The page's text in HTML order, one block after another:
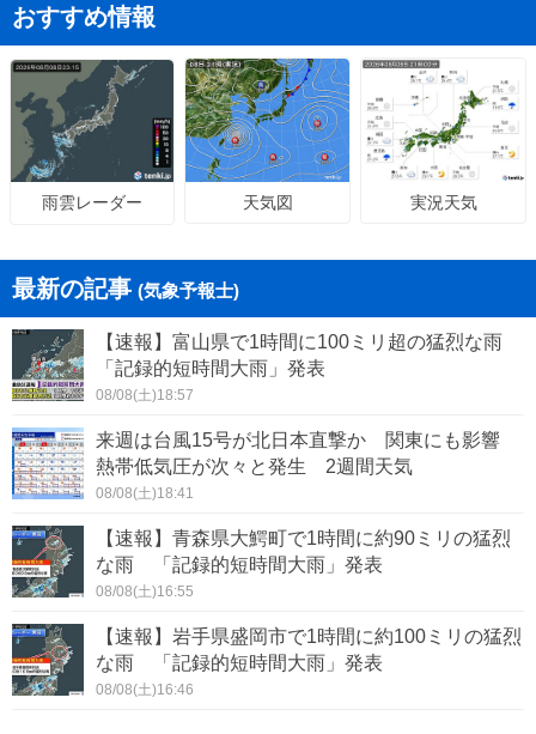
おすすめ情報
雨雲レーダー 天気図 実況天気
最新の記事 (気象予報士)
【速報】富山県で1時間に100ミリ超の猛烈な雨
「記録的短時間大雨」発表
08/08(土)18:57
来週は台風15号が北日本直撃か 関東にも影響
熱帯低気圧が次々と発生 2週間天気
08/08(土)18:41
【速報】青森県大鰐町で1時間に約90ミリの猛烈
な雨 「記録的短時間大雨」発表
08/08(土)16:55
【速報】岩手県盛岡市で1時間に約100ミリの猛烈
な雨 「記録的短時間大雨」発表
08/08(土)16:46